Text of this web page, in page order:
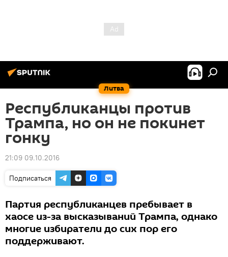
Литва
Республиканцы против
Трампа, но он не покинет
гонку
21:09 09.10.2016
Подписаться
Партия республиканцев пребывает в
хаосе из-за высказываний Трампа, однако
многие избиратели до сих пор его
поддерживают.